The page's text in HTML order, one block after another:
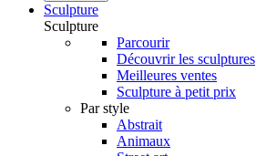
Sculpture
Sculpture
Parcourir
Découvrir les sculptures
Meilleures ventes
Sculpture à petit prix
Par style
Abstrait
Animaux